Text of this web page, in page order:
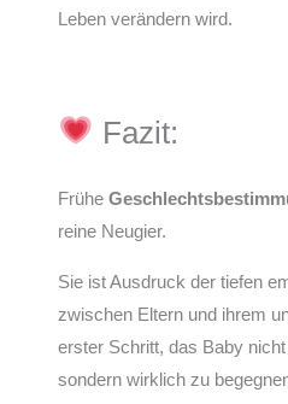
Leben verändern wird.
Fazit:
Frühe
reine Neugier.
Sie ist Ausdruck der tiefen
zwischen Eltern und ihrem
erster Schritt, das Baby
sondern wirklich zu